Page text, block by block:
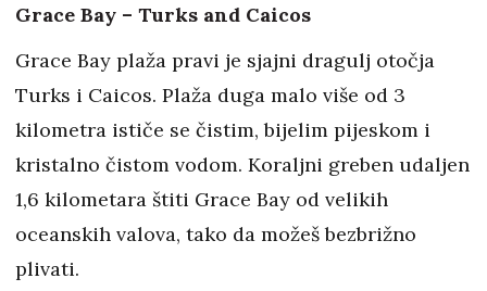
Grace Bay – Turks and Caicos
Grace Bay plaža pravi je sjajni dragulj otočja
Turks i Caicos. Plaža duga malo više od 3
kilometra ističe se čistim, bijelim pijeskom i
kristalno čistom vodom. Koraljni greben udaljen
1,6 kilometara štiti Grace Bay od velikih
oceanskih valova, tako da možeš bezbrižno
plivati.